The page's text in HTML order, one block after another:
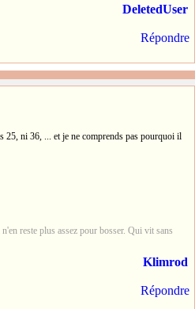
DeletedUser
Répondre
25, ni 36, ... et je ne comprends pas pourquoi il
reste plus assez pour bosser. Qui vit sans
Klimrod
Répondre